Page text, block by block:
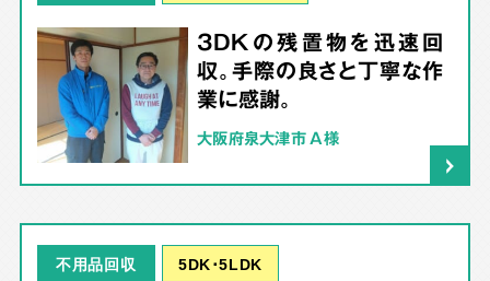
3DKの残置物を迅速回
収。手際の良さと丁寧な作
業に感謝。
大阪府泉大津市 A様
不用品回収 5DK･5LDK